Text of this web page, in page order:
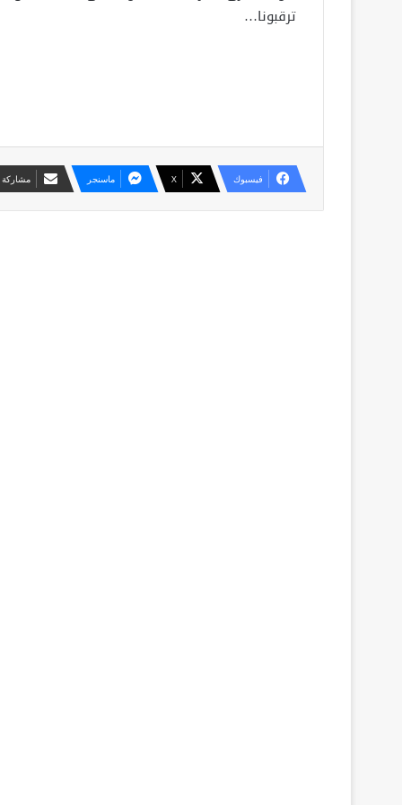
ترقبونا…
فيسبوك X ماسنجر مشاركة